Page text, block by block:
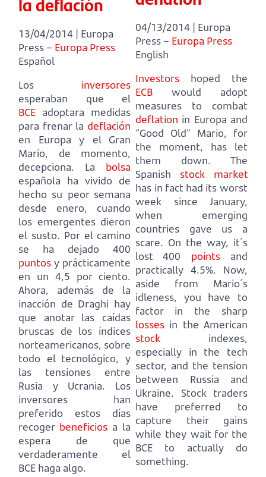
13/04/2014 | Europa
Press – Europa Press
Español
Los inversores
esperaban que el
BCE adoptara medidas
para frenar la deflación
en Europa y el Gran
Mario, de momento,
decepciona.
La bolsa
española ha vivido de
hecho su peor semana
desde enero, cuando
los emergentes dieron
el susto. Por el camino
se ha dejado 400
puntos y prácticamente
en un 4,5 por ciento.
Ahora, además de la
inacción de Draghi hay
que anotar las caídas
bruscas de los índices
norteamericanos, sobre
todo el tecnológico, y
las tensiones entre
Rusia y Ucrania.
Los
inversores han
preferido estos días
recoger beneficios a la
espera de que
verdaderamente el
BCE haga algo.
04/13/2014 | Europa
Press – Europa Press
English
Investors hoped the
ECB would adopt
measures to combat
deflation in Europa and
“Good Old” Mario, for
the moment, has let
them down.
The
Spanish stock market
has in fact had its worst
week since January,
when emerging
countries gave us a
scare. On the way, it´s
lost 400 pointsand
practically 4.5%.
Now,
aside from Mario´s
idleness, you have to
factor in the sharp
losses in the American
stock indexes,
especially in the tech
sector, and the tension
between Russia and
Ukraine. Stock traders
have preferred to
capture their gains
while they wait for the
BCE to actually do
something.